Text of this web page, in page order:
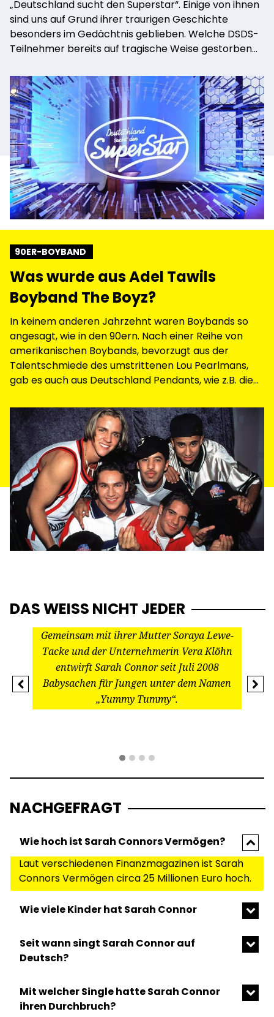
„Deutschland sucht den Superstar“. Einige von ihnen
sind uns auf Grund ihrer traurigen Geschichte
besonders im Gedächtnis geblieben. Welche DSDS-
Teilnehmer bereits auf tragische Weise gestorben
90ER-BOYBAND
Was wurde aus Adel Tawils
Boyband The Boyz?
In keinem anderen Jahrzehnt waren Boybands so
angesagt, wie in den 90ern. Nach einer Reihe von
amerikanischen Boybands, bevorzugt aus der
Talentschmiede des umstrittenen Lou Pearlmans,
gab es auch aus Deutschland Pendants, wie z.B. die
DAS WEISS NICHT JEDER
Gemeinsam mit ihrer Mutter Soraya Lewe-
Tacke und der Unternehmerin Vera Klöhn
entwirft Sarah Connor seit Juli 2008
Babysachen für Jungen unter dem Namen
„Yummy Tummy“.
Previous Next
NACHGEFRAGT
Wie hoch ist Sarah Connors Vermögen?
Laut verschiedenen Finanzmagazinen ist Sarah
Connors Vermögen circa 25 Millionen Euro hoch.
Wie viele Kinder hat Sarah Connor
Seit wann singt Sarah Connor auf
Deutsch?
Mit welcher Single hatte Sarah Connor
ihren Durchbruch?